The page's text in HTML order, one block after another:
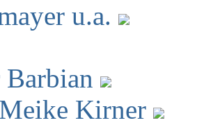
u.a.
Barbian
Kirner